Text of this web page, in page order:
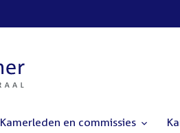
Kamerleden en commissies